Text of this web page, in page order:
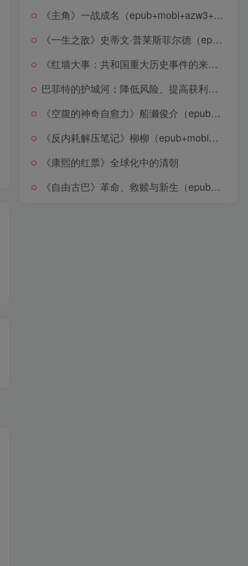
《主角》一战成名（epub+mobi+azw3+pdf）
《一生之敌》史蒂文·普莱斯菲尔德（epub+mobi+azw3+pdf）
《红墙大事：共和国重大历史事件的来龙去脉》（全二册）（pdf）
巴菲特的护城河：降低风险、提高获利的股市真规则(epub+azw3+mobi)
《空腹的神奇自愈力》船濑俊介（epub+mobi+azw3+pdf）
《反内耗解压笔记》柳柳（epub+mobi+azw3+pdf）
《康熙的红票》全球化中的清朝
《自由古巴》革命、救赎与新生（epub+mobi+azw3+pdf）